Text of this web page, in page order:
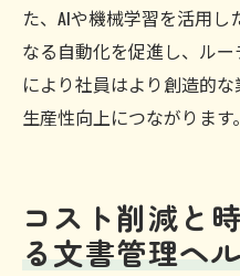
た、AIや機械学習を活用
なる自動化を促進し、ル
により社員はより創造的
生産性向上につながります。
コスト削減と
る文書管理ヘ